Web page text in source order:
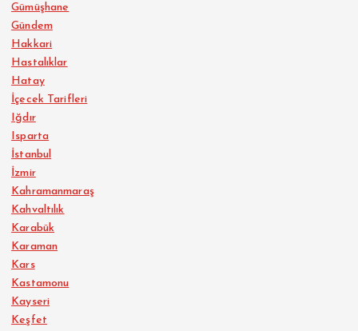
Gümüşhane
Gündem
Hakkari
Hastalıklar
Hatay
İçecek Tarifleri
Iğdır
Isparta
İstanbul
İzmir
Kahramanmaraş
Kahvaltılık
Karabük
Karaman
Kars
Kastamonu
Kayseri
Keşfet